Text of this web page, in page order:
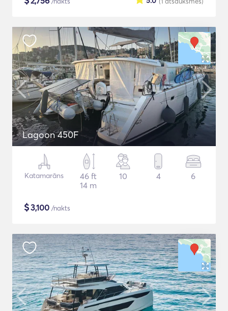
Lagoon 450F
Katamarāns
46 ft
14 m
10 4 6
$3,100 /nakts